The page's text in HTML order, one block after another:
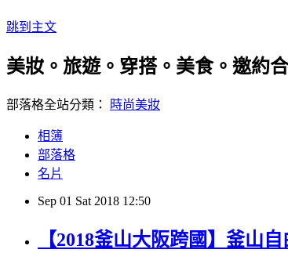
跳到主文
美妝。旅遊。穿搭。美食。邀約
部落格全站分類： 時尚美妝
相簿
部落格
名片
Sep 01 Sat 2018 12:50
【2018釜山大阪跨國】釜山